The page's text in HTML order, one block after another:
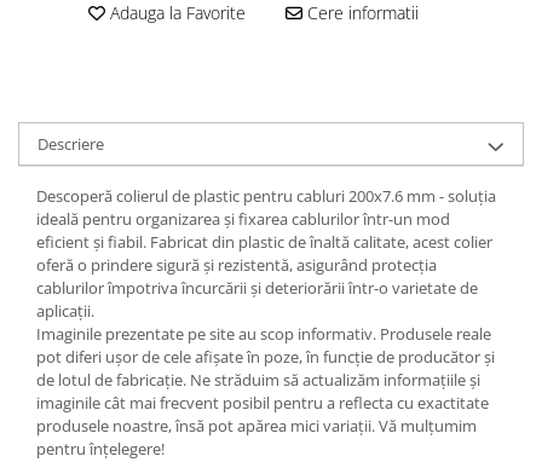
Montaj Lateral Catarg
Montaj pe acoperis
Paratrăsnete ESE — PDA Integrat
Electric
Piese de adaptare
Prize, întrerupătoare, detectoare
de mișcare și accesorii
Altele
Butoane
Cadre de montaj aparent
Adauga la Favorite Cere informatii
Descriere
Descoperă colierul de plastic pentru cabluri 200x7.6 mm - soluția
ideală pentru organizarea și fixarea cablurilor într-un mod
eficient și fiabil. Fabricat din plastic de înaltă calitate, acest colier
oferă o prindere sigură și rezistentă, asigurând protecția
cablurilor împotriva încurcării și deteriorării într-o varietate de
aplicații.
Imaginile prezentate pe site au scop informativ. Produsele reale
pot diferi ușor de cele afișate în poze, în funcție de producător și
de lotul de fabricație. Ne străduim să actualizăm informațiile și
imaginile cât mai frecvent posibil pentru a reflecta cu exactitate
produsele noastre, însă pot apărea mici variații. Vă mulțumim
pentru înțelegere!